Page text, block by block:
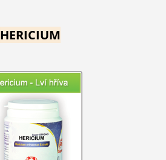
HERICIUM